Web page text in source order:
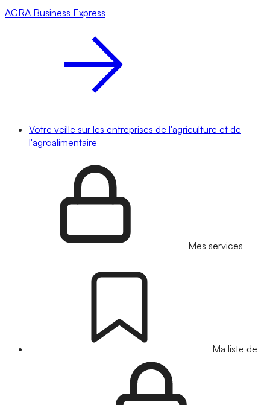
AGRA Business Express
Votre veille sur les entreprises de l'agriculture et de
l'agroalimentaire
Mes services
Ma liste de